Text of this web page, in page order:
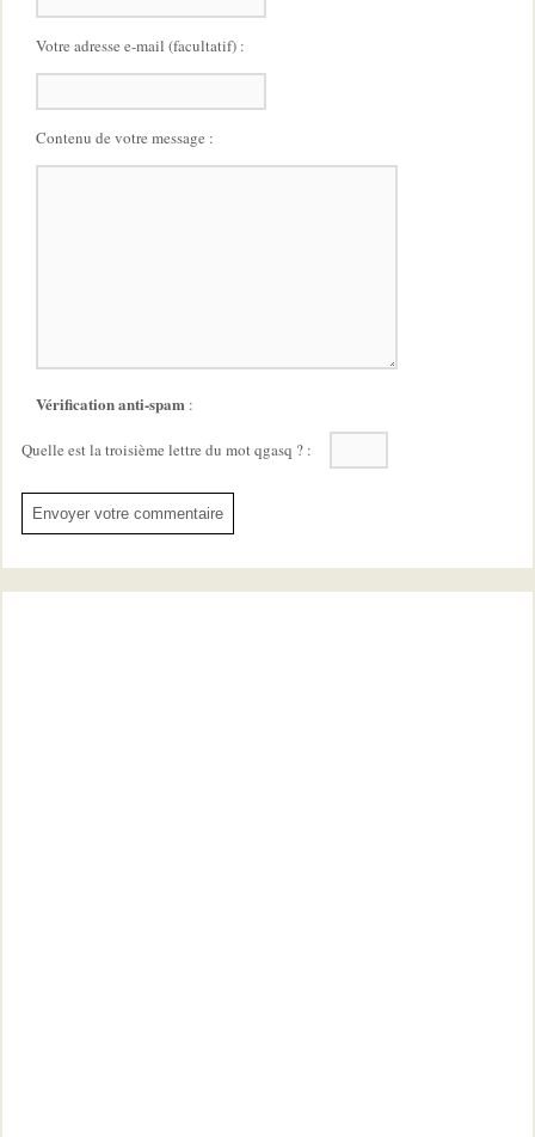
Votre adresse e-mail (facultatif) :
Contenu de votre message :
Vérification anti-spam :
Quelle est la troisième lettre du mot qgasq ? :